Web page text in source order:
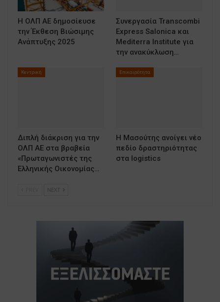
Η ΟΛΠ ΑΕ δημοσίευσε
την Έκθεση Βιώσιμης
Ανάπτυξης 2025
Συνεργασία Transcombi
Express Salonica και
Mediterra Institute για
την ανακύκλωση…
Κεντρική
Διπλή διάκριση για την
ΟΛΠ ΑΕ στα βραβεία
«Πρωταγωνιστές της
Ελληνικής Οικονομίας…
Επικαιρότητα
Η Μασούτης ανοίγει νέο
πεδίο δραστηριότητας
στα logistics
NEXT